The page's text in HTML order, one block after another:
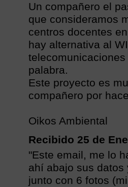
Un compañero el
que consideramos
centros docentes
hay alternativa al
palabra.
Este proyecto es
compañero por
Oikos Ambiental
Recibido 25 de
"Este email, me lo
ahí abajo sus
junto con 6 fotos